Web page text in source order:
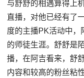
与舒舒的相遇算得上
直播，对他已经有了
度的主播PK活动中，
的师徒生涯。舒舒是
播，在阿吉看来，舒
内容和较高的粉丝粘性